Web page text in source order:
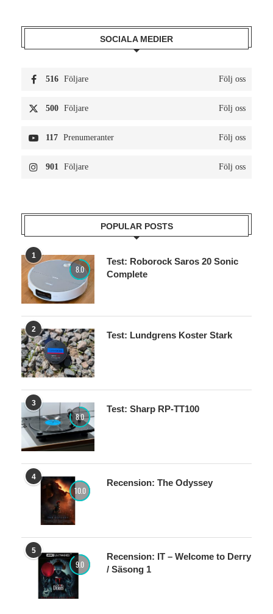
SOCIALA MEDIER
516 Följare Följ oss
500 Följare Följ oss
117 Prenumeranter Följ oss
901 Följare Följ oss
POPULAR POSTS
1
8.0
Test: Roborock Saros 20 Sonic
Complete
2
Test: Lundgrens Koster Stark
3
8.0
Test: Sharp RP-TT100
4
10.0
Recension: The Odyssey
5
9.0
Recension: IT – Welcome to Derry
/ Säsong 1